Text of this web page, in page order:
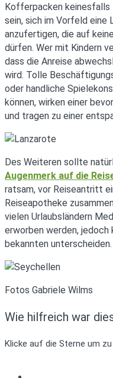
Kofferpacken keinesfalls
sein, sich im Vorfeld eine
anzufertigen, die auf
dürfen. Wer mit Kindern
dass die Anreise
wird. Tolle
oder handliche
können, wirken einer
und tragen zu einer
Des Weiteren sollte
Augenmerk auf die
ratsam, vor Reiseantritt
Reiseapotheke
vielen Urlaubsländern
erworben werden, jedoch
bekannten unterscheiden.
Fotos Gabriele Wilms
Wie hilfreich war
Klicke auf die Sterne um